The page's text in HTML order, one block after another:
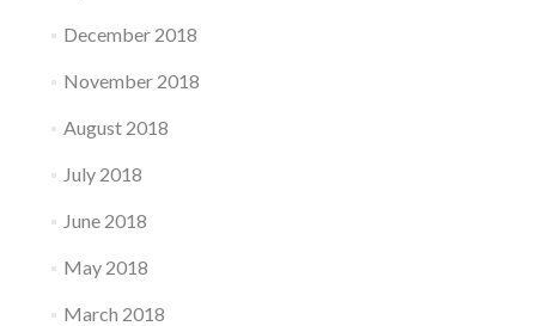
December 2018
November 2018
August 2018
July 2018
June 2018
May 2018
March 2018